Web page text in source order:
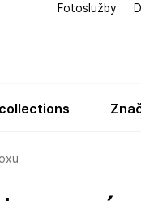
Fotoslužby
collections